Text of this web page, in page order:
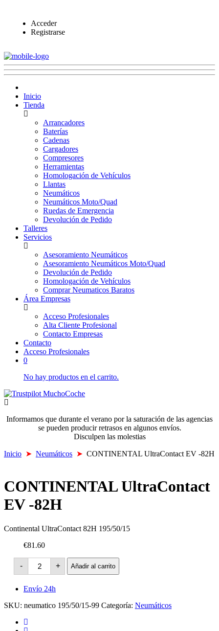
Acceder
Registrarse
Inicio
Tienda
Arrancadores
Baterías
Cadenas
Cargadores
Compresores
Herramientas
Homologación de Vehículos
Llantas
Neumáticos
Neumáticos Moto/Quad
Ruedas de Emergencia
Devolución de Pedido
Talleres
Servicios
Asesoramiento Neumáticos
Asesoramiento Neumáticos Moto/Quad
Devolución de Pedido
Homologación de Vehículos
Comprar Neumaticos Baratos
Área Empresas
Acceso Profesionales
Alta Cliente Profesional
Contacto Empresas
Contacto
Acceso Profesionales
0
No hay productos en el carrito.
Informamos que durante el verano por la saturación de las agencias
se pueden producir retrasos en algunos envíos.
Disculpen las molestias
Inicio ➤ Neumáticos ➤ CONTINENTAL UltraContact EV -82H
CONTINENTAL UltraContact
EV -82H
Continental UltraContact 82H 195/50/15
€81.60
-
CONTINENTAL
UltraContact
EV
-82H
cantidad
+ Añadir al carrito
Envío 24h
SKU: neumatico 195/50/15-99 Categoría: Neumáticos